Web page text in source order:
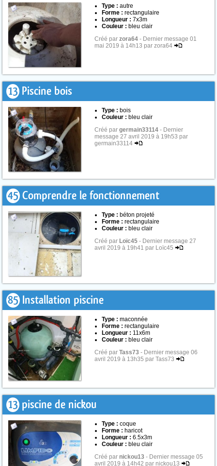
Type : autre
Forme : rectangulaire
Longueur : 7x3m
Couleur : bleu clair
Créé par zora64 - Dernier message 01
mai 2019 à 14h13 par zora64
13 Piscine bois
Type : bois
Couleur : bleu clair
Créé par germain33114 - Dernier
message 27 avril 2019 à 19h53 par
germain33114
45 Comprendre le fonctionnement
Type : béton projeté
Forme : rectangulaire
Couleur : bleu clair
Créé par Loïc45 - Dernier message 27
avril 2019 à 19h41 par Loïc45
85 Installation piscine
Type : maconnée
Forme : rectangulaire
Longueur : 11x6m
Couleur : bleu clair
Créé par Tass73 - Dernier message 06
avril 2019 à 13h35 par Tass73
13 piscine de nickou
Type : coque
Forme : haricot
Longueur : 6.5x3m
Couleur : bleu clair
Créé par nickou13 - Dernier message 05
avril 2019 à 14h42 par nickou13